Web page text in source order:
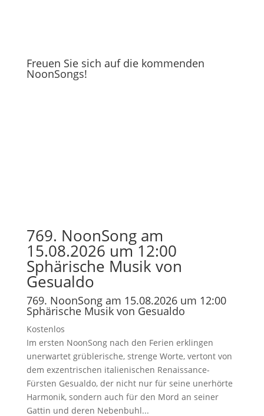
Freuen Sie sich auf die kommenden
NoonSongs!
769. NoonSong am
15.08.2026 um 12:00
Sphärische Musik von
Gesualdo
769. NoonSong am 15.08.2026 um 12:00
Sphärische Musik von Gesualdo
Kostenlos
Im ersten NoonSong nach den Ferien erklingen
unerwartet grüblerische, strenge Worte, vertont von
dem exzentrischen italienischen Renaissance-
Fürsten Gesualdo, der nicht nur für seine unerhörte
Harmonik, sondern auch für den Mord an seiner
Gattin und deren Nebenbuhl...